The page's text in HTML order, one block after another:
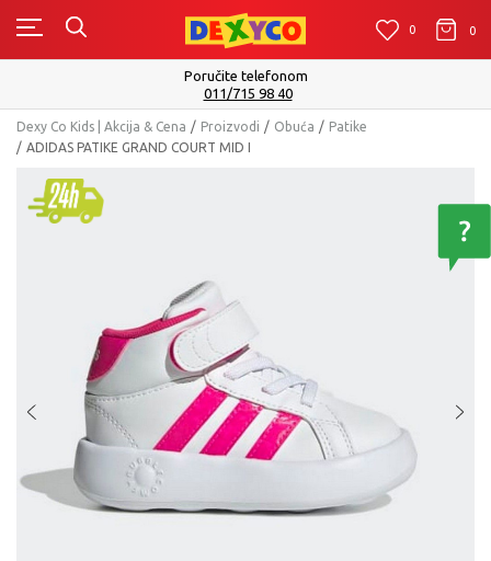
0 0 0
Isporuku možete očekivati u
Dexy Co Kids | Akcija & Cena Proizvodi Obuća
Patike
ADIDAS PATIKE GRAND COURT MID I